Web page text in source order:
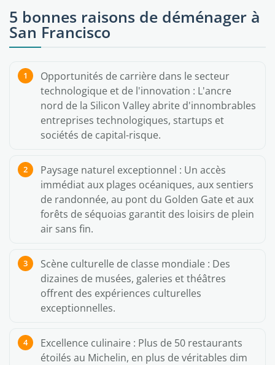
5 bonnes raisons de déménager à
San Francisco
Opportunités de carrière dans le secteur
technologique et de l'innovation : L'ancre
nord de la Silicon Valley abrite d'innombrables
entreprises technologiques, startups et
sociétés de capital-risque.
Paysage naturel exceptionnel : Un accès
immédiat aux plages océaniques, aux sentiers
de randonnée, au pont du Golden Gate et aux
forêts de séquoias garantit des loisirs de plein
air sans fin.
Scène culturelle de classe mondiale : Des
dizaines de musées, galeries et théâtres
offrent des expériences culturelles
exceptionnelles.
Excellence culinaire : Plus de 50 restaurants
étoilés au Michelin, en plus de véritables dim